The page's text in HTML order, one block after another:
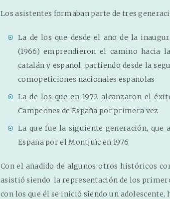
Los asistentes formaban parte de tres
La de los que desde el año de la
(1966) emprendieron el camino hacia
catalán y español, partiendo desde la
comopeticiones nacionales españolas
La de los que en 1972 alcanzaron el
Campeones de España por primera vez
La que fue la siguiente generación, que
España por el Montjuïc en 1976
Con el añadido de algunos otros históricos
asistió siendo la representación de los
con los que él se inició siendo un